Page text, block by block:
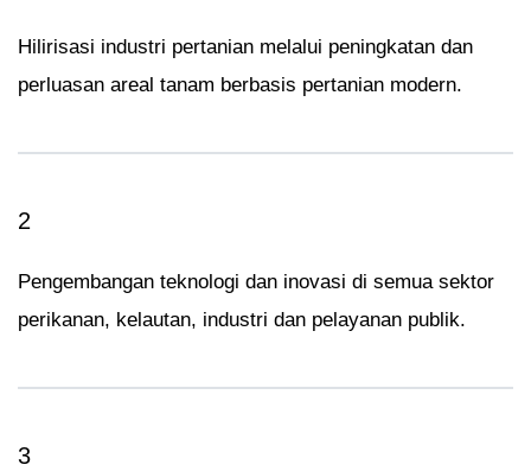
Hilirisasi industri pertanian melalui peningkatan dan
perluasan areal tanam berbasis pertanian modern.
2
Pengembangan teknologi dan inovasi di semua sektor
perikanan, kelautan, industri dan pelayanan publik.
3